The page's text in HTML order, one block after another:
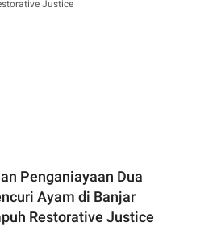
Penganiayaan Dua
Ayam di Banjar
Restorative Justice